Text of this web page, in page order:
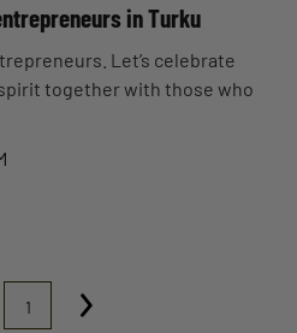
in Turku
Let’s celebrate
together with those who
1